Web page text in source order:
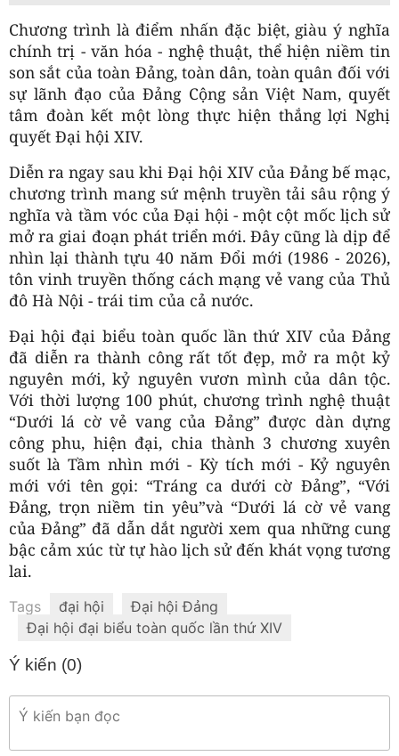
Chương trình là điểm nhấn đặc biệt, giàu ý nghĩa
chính trị - văn hóa - nghệ thuật, thể hiện niềm tin
son sắt của toàn Đảng, toàn dân, toàn quân đối với
sự lãnh đạo của Đảng Cộng sản Việt Nam, quyết
tâm đoàn kết một lòng thực hiện thắng lợi Nghị
quyết Đại hội XIV.
Diễn ra ngay sau khi Đại hội XIV của Đảng bế mạc,
chương trình mang sứ mệnh truyền tải sâu rộng ý
nghĩa và tầm vóc của Đại hội - một cột mốc lịch sử
mở ra giai đoạn phát triển mới. Đây cũng là dịp để
nhìn lại thành tựu 40 năm Đổi mới (1986 - 2026),
tôn vinh truyền thống cách mạng vẻ vang của Thủ
đô Hà Nội - trái tim của cả nước.
Đại hội đại biểu toàn quốc lần thứ XIV của Đảng
đã diễn ra thành công rất tốt đẹp, mở ra một kỷ
nguyên mới, kỷ nguyên vươn mình của dân tộc.
Với thời lượng 100 phút, chương trình nghệ thuật
“Dưới lá cờ vẻ vang của Đảng” được dàn dựng
công phu, hiện đại, chia thành 3 chương xuyên
suốt là Tầm nhìn mới - Kỳ tích mới - Kỷ nguyên
mới với tên gọi: “Tráng ca dưới cờ Đảng”, “Với
Đảng, trọn niềm tin yêu”và “Dưới lá cờ vẻ vang
của Đảng” đã dẫn dắt người xem qua những cung
bậc cảm xúc từ tự hào lịch sử đến khát vọng tương
lai.
Tags đại hội
Đại hội Đảng
Đại hội đại biểu toàn quốc lần thứ XIV
Ý kiến (0)